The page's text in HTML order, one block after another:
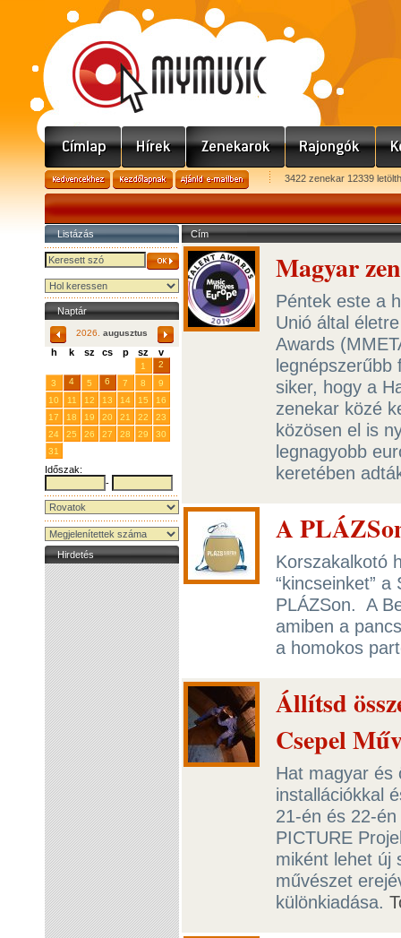
3422 zenekar 12339
Listázás
Naptár
2026. augusztus
h k sz cs p sz v
1
2
3
4 5 6 7 8
9
10
11 12 13 14 15
16
17
18 19 20 21 22
23
24
25 26 27 28 29
30
31
Időszak:
-
Hirdetés
Cím
Magyar
Péntek este a
Unió által
Awards
legnépszerűbb
siker, hogy a
zenekar közé
közösen el is
legnagyobb
keretében
A
Korszakalkotó
“kincseinket”
PLÁZSon. A
amiben a
a homokos
Állítsd
Csepel
Hat magyar és
installációkkal
21-én és 22-
PICTURE
miként lehet új
művészet
különkiadása.